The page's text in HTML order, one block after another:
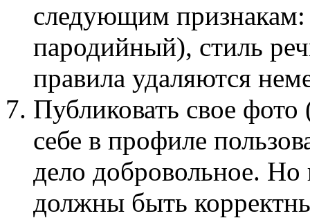
следующим признакам:
пародийный), стиль
правила удаляются
Публиковать свое фото
себе в профиле
дело добровольное.
должны быть